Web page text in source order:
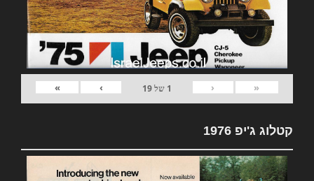
«
‹
1 של19
›
»
קטלוג ג'יפ 1976